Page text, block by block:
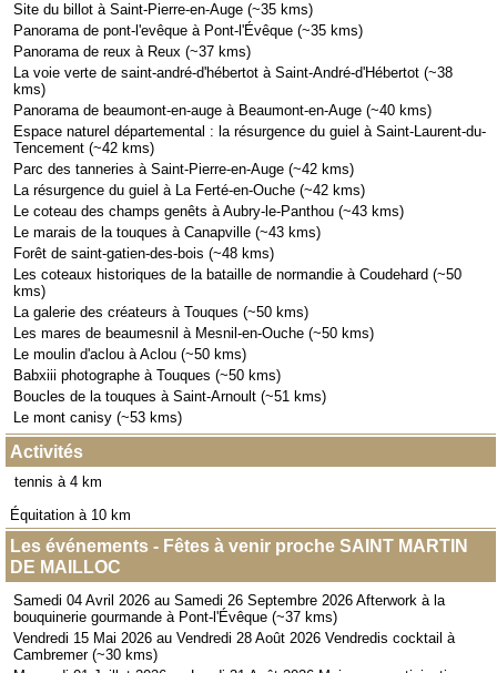
Site du billot à Saint-Pierre-en-Auge (~35 kms)
Panorama de pont-l'evêque à Pont-l'Évêque (~35 kms)
Panorama de reux à Reux (~37 kms)
La voie verte de saint-andré-d'hébertot à Saint-André-d'Hébertot (~38
kms)
Panorama de beaumont-en-auge à Beaumont-en-Auge (~40 kms)
Espace naturel départemental : la résurgence du guiel à Saint-Laurent-du-
Tencement (~42 kms)
Parc des tanneries à Saint-Pierre-en-Auge (~42 kms)
La résurgence du guiel à La Ferté-en-Ouche (~42 kms)
Le coteau des champs genêts à Aubry-le-Panthou (~43 kms)
Le marais de la touques à Canapville (~43 kms)
Forêt de saint-gatien-des-bois (~48 kms)
Les coteaux historiques de la bataille de normandie à Coudehard (~50
kms)
La galerie des créateurs à Touques (~50 kms)
Les mares de beaumesnil à Mesnil-en-Ouche (~50 kms)
Le moulin d'aclou à Aclou (~50 kms)
Babxiii photographe à Touques (~50 kms)
Boucles de la touques à Saint-Arnoult (~51 kms)
Le mont canisy (~53 kms)
Activités
tennis à 4 km
Équitation à 10 km
Les événements - Fêtes à venir proche SAINT MARTIN
DE MAILLOC
Samedi 04 Avril 2026 au Samedi 26 Septembre 2026 Afterwork à la
bouquinerie gourmande à Pont-l'Évêque (~37 kms)
Vendredi 15 Mai 2026 au Vendredi 28 Août 2026 Vendredis cocktail à
Cambremer (~30 kms)